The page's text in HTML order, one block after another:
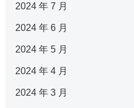
2024 年 7 月
2024 年 6 月
2024 年 5 月
2024 年 4 月
2024 年 3 月